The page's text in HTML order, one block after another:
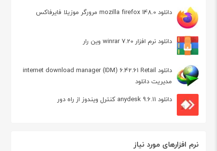
دانلود mozilla firefox 148.0 مرورگر موزیلا فایرفاکس
دانلود نرم افزار winrar 7.20 وین رار
دانلود internet download manager (IDM) 6.42.61 Retail
مدیریت دانلود
دانلود anydesk 9.6.11 کنترل ویندوز از راه دور
نرم افزارهای مورد نیاز